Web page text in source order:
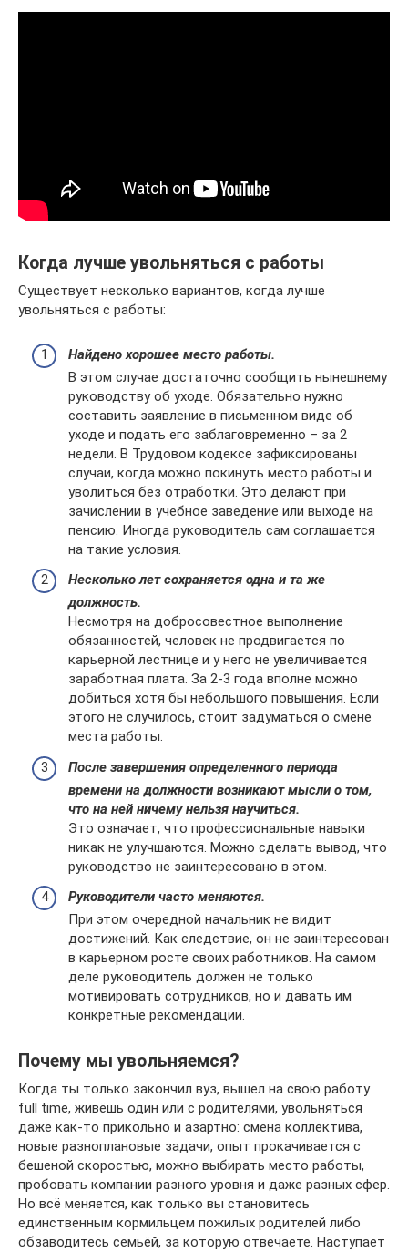
Когда лучше увольняться с работы
Существует несколько вариантов, когда лучше
увольняться с работы:
Найдено хорошее место работы.
В этом случае достаточно сообщить нынешнему
руководству об уходе. Обязательно нужно
составить заявление в письменном виде об
уходе и подать его заблаговременно – за 2
недели. В Трудовом кодексе зафиксированы
случаи, когда можно покинуть место работы и
уволиться без отработки. Это делают при
зачислении в учебное заведение или выходе на
пенсию. Иногда руководитель сам соглашается
на такие условия.
Несколько лет сохраняется одна и та же
должность.
Несмотря на добросовестное выполнение
обязанностей, человек не продвигается по
карьерной лестнице и у него не увеличивается
заработная плата. За 2-3 года вполне можно
добиться хотя бы небольшого повышения. Если
этого не случилось, стоит задуматься о смене
места работы.
После завершения определенного периода
времени на должности возникают мысли о том,
что на ней ничему нельзя научиться.
Это означает, что профессиональные навыки
никак не улучшаются. Можно сделать вывод, что
руководство не заинтересовано в этом.
Руководители часто меняются.
При этом очередной начальник не видит
достижений. Как следствие, он не заинтересован
в карьерном росте своих работников. На самом
деле руководитель должен не только
мотивировать сотрудников, но и давать им
конкретные рекомендации.
Почему мы увольняемся?
Когда ты только закончил вуз, вышел на свою работу
full time, живёшь один или с родителями, увольняться
даже как-то прикольно и азартно: смена коллектива,
новые разноплановые задачи, опыт прокачивается с
бешеной скоростью, можно выбирать место работы,
пробовать компании разного уровня и даже разных сфер.
Но всё меняется, как только вы становитесь
единственным кормильцем пожилых родителей либо
обзаводитесь семьёй, за которую отвечаете. Наступает